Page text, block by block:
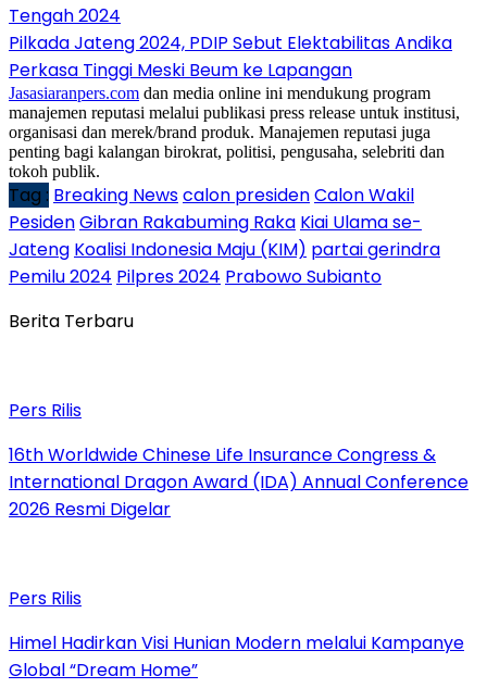
Tengah 2024
Pilkada Jateng 2024, PDIP Sebut Elektabilitas Andika
Perkasa Tinggi Meski Beum ke Lapangan
Jasasiaranpers.com dan media online ini mendukung program
manajemen reputasi melalui publikasi press release untuk institusi,
organisasi dan merek/brand produk. Manajemen reputasi juga
penting bagi kalangan birokrat, politisi, pengusaha, selebriti dan
tokoh publik.
Tag : Breaking Newscalon presidenCalon Wakil
PesidenGibran Rakabuming Raka Kiai Ulama se-
Jateng Koalisi Indonesia Maju (KIM) partai gerindra
Pemilu 2024 Pilpres 2024 Prabowo Subianto
Berita Terbaru
Pers Rilis
16th Worldwide Chinese Life Insurance Congress &
International Dragon Award (IDA) Annual Conference
2026 Resmi Digelar
Pers Rilis
Himel Hadirkan Visi Hunian Modern melalui Kampanye
Global “Dream Home”